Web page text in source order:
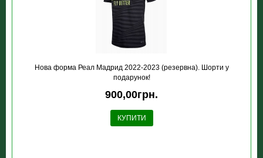
Нова форма Реал Мадрид 2022-2023 (резервна). Шорти у
подарунок!
900,00грн.
КУПИТИ